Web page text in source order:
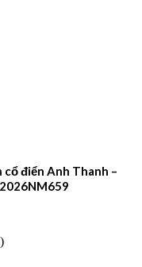
điển Anh Thanh –